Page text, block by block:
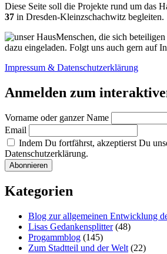
Diese Seite soll die Projekte rund um das
37 in Dresden-Kleinzschachwitz begleiten.
Menschen, die sich
dazu eingeladen. Folgt uns auch gern auf
Impressum & Datenschutzerklärung
Anmelden zum
Vorname oder ganzer Name
Email
Indem Du fortfährst, akzeptierst Du
Datenschutzerklärung.
Kategorien
Blog zur allgemeinen Entwicklung
Lisas Gedankensplitter(48)
Progammblog (145)
Zum Stadtteil und der Welt (22)